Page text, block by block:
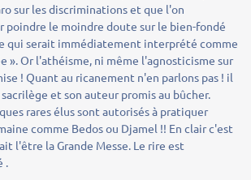
sur les discriminations et que l'on
poindre le moindre doute sur le bien-fondé
qui serait immédiatement interprété comme
». Or l'athéisme, ni même l'agnosticisme sur
! Quant au ricanement n'en parlons pas ! il
et son auteur promis au bûcher.
rares élus sont autorisés à pratiquer
comme Bedos ou Djamel !! En clair c'est
l'être la Grande Messe. Le rire est
.